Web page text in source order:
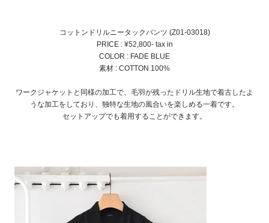
コットンドリルニータックパンツ (Z01-03018)
PRICE : ¥52,800- tax in
COLOR : FADE BLUE
素材 : COTTON 100%
ワークジャケットと同様の加工で、毛羽が残ったドリル生地で着古したよ
うな加工をしており、独特な生地の風合いを楽しめる一着です。
セットアップでも着用することができます。